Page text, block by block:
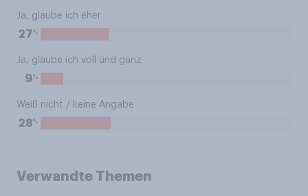
Ja, glaube ich eher
27%
Ja, glaube ich voll und ganz
9%
Weiß nicht / keine Angabe
28%
Verwandte Themen